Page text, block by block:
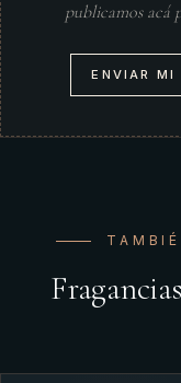
publicamos acá
ENVIAR MI